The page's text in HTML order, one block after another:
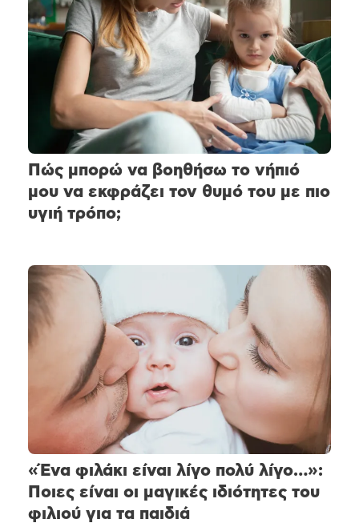
Πώς μπορώ να βοηθήσω το νήπιό
μου να εκφράζει τον θυμό του με πιο
υγιή τρόπο;
«Ένα φιλάκι είναι λίγο πολύ λίγο…»:
Ποιες είναι οι μαγικές ιδιότητες του
φιλιού για τα παιδιά